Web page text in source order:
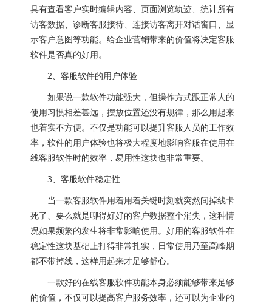
具有查看客户实时编辑内容、页面浏览轨迹、统计所有
访客数据、诊断客服接待、连接访客离开对话窗口、显
示客户意图等功能。给企业营销带来的价值将决定客服
软件是否真的好用。
2、客服软件的用户体验
如果说一款软件功能强大，但操作方式跟正常人的
使用习惯相差甚远，摆放位置还没有规律，那么用起来
也着实不方便。不仅是功能可以提升客服人员的工作效
率，软件的用户体验也将极大程度地影响客服在使用在
线客服软件时的效率，易用性这块也非常重要。
3、客服软件稳定性
当一款客服软件用着用着关键时刻就突然间掉线卡
死了、要么就是聊得好好的客户数据整个消失，这种情
况如果频繁的发生将非常影响使用。好用的客服软件在
稳定性这块基础上打得非常扎实，日常使用乃至高峰期
都不带掉线，这样用起来才足够舒心。
一款好的在线客服软件功能本身必须能够带来足够
的价值，不仅可以提高客户服务效率，还可以为企业的